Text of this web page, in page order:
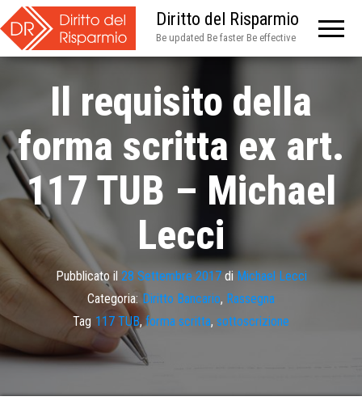
Diritto del Risparmio
Be updated Be faster Be effective
Il requisito della
forma scritta ex art.
117 TUB – Michael
Lecci
Pubblicato il 28 Settembre 2017di Michael Lecci
Categoria: Diritto Bancario, Rassegna
Tag 117 TUB,forma scritta, sottoscrizione